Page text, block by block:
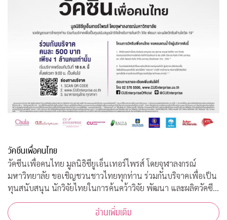
วัคซีนเพื่อคนไทย
วัคซีนเพื่อคนไทย มูลนิธิซียูเอ็นเทอร์ไพรส์ โดยจุฬาลงกรณ์
มหาวิทยาลัย ขอเชิญชวนชาวไทยทุกท่าน ร่วมกันบริจาคเพื่อเป็น
ทุนสนับสนุน นักวิจัยไทยในการค้นคว้าวิจัย พัฒนา และผลิตวัคซีน
ต้านโควิด-19*
อ่านเพิ่มเติม